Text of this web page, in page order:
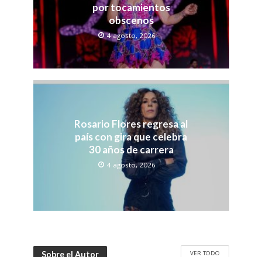
por tocamientos
obscenos
4 agosto, 2026
Rosario Flores regresa al
país con gira que celebra
30 años de carrera
4 agosto, 2026
Sobre el Autor VER TODO